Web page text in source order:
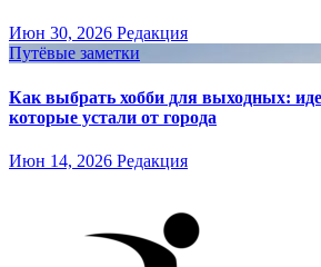
Июн 30, 2026 Редакция
Путёвые заметки
Как выбрать хобби для выходных:
которые устали от города
Июн 14, 2026 Редакция